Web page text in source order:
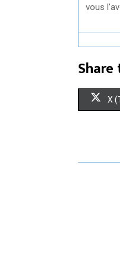
vous
S
R
X